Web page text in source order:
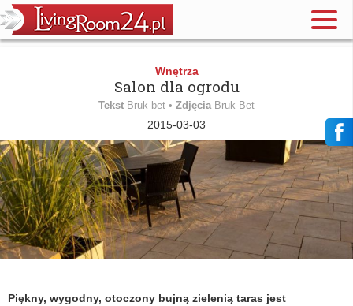
Wnętrza
Salon dla ogrodu
Tekst Bruk-bet • Zdjęcia Bruk-Bet
2015-03-03
Piękny, wygodny, otoczony bujną zielenią taras jest